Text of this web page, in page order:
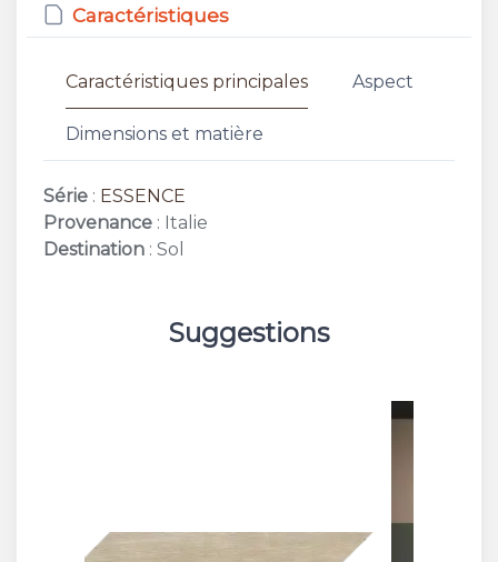
Caractéristiques
Caractéristiques principales Aspect
Dimensions et matière
Série : ESSENCE
Provenance : Italie
Destination : Sol
Suggestions